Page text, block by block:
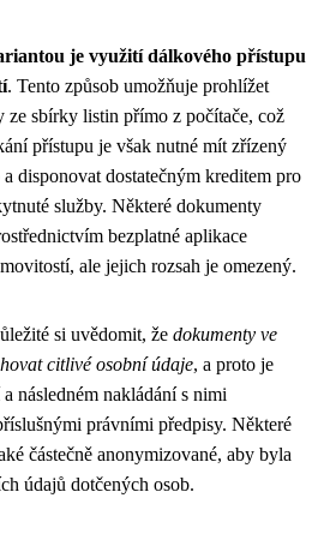
je využití dálkového přístupu
. Tento způsob umožňuje prohlížet
ze sbírky listin přímo z počítače, což
přístupu je však nutné mít zřízený
disponovat dostatečným kreditem pro
služby. Některé dokumenty
bezplatné aplikace
ale jejich rozsah je omezený.
si uvědomit, že dokumenty ve
citlivé osobní údaje, a proto je
následném nakládání s nimi
právními předpisy. Některé
částečně anonymizované, aby byla
údajů dotčených osob.